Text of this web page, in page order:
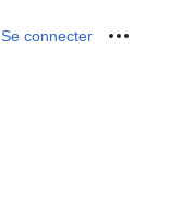
Se connecter Outils